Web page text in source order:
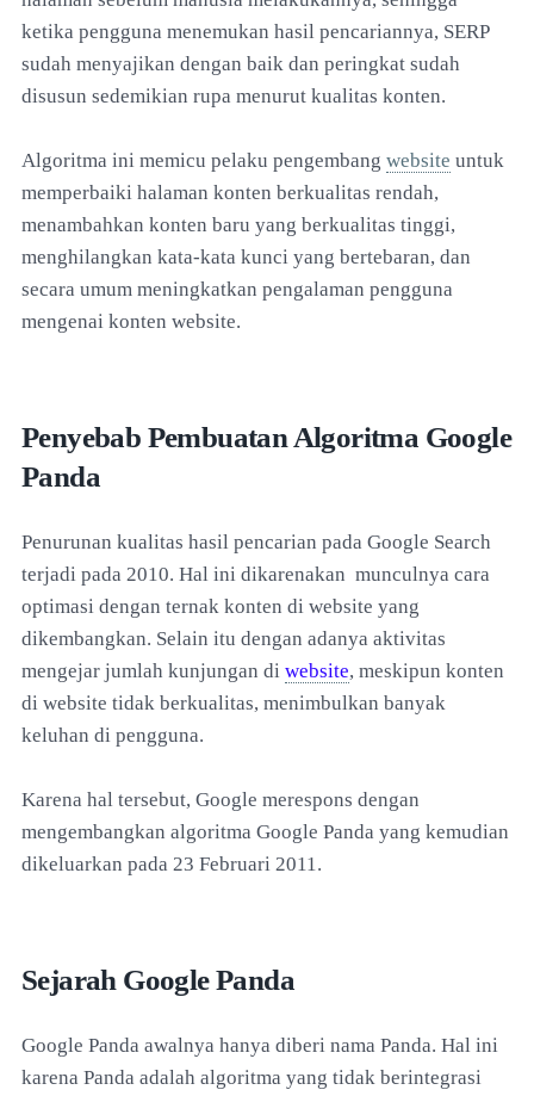
ketika pengguna menemukan hasil pencariannya, SERP
sudah menyajikan dengan baik dan peringkat sudah
disusun sedemikian rupa menurut kualitas konten.
Algoritma ini memicu pelaku pengembang website untuk
memperbaiki halaman konten berkualitas rendah,
menambahkan konten baru yang berkualitas tinggi,
menghilangkan kata-kata kunci yang bertebaran, dan
secara umum meningkatkan pengalaman pengguna
mengenai konten website.
Penyebab Pembuatan Algoritma Google
Panda
Penurunan kualitas hasil pencarian pada Google Search
terjadi pada 2010. Hal ini dikarenakan munculnya cara
optimasi dengan ternak konten di website yang
dikembangkan. Selain itu dengan adanya aktivitas
mengejar jumlah kunjungan di website, meskipun konten
di website tidak berkualitas, menimbulkan banyak
keluhan di pengguna.
Karena hal tersebut, Google merespons dengan
mengembangkan algoritma Google Panda yang kemudian
dikeluarkan pada 23 Februari 2011.
Sejarah Google Panda
Google Panda awalnya hanya diberi nama Panda. Hal ini
karena Panda adalah algoritma yang tidak berintegrasi